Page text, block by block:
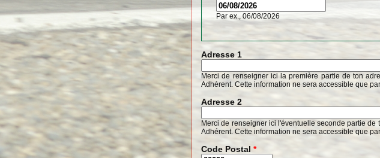
Par ex., 06/08/2026
Adresse 1
Merci de renseigner ici la première partie de ton
Adhérent. Cette information ne sera accessible que
Adresse 2
Merci de renseigner ici l'éventuelle seconde partie de
Adhérent. Cette information ne sera accessible que
Code Postal*